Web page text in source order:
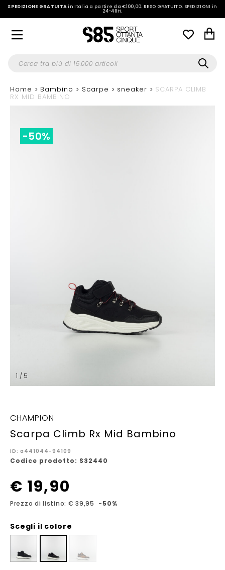
SPEDIZIONE GRATUITAin Italia a partire da €100,00.RESO GRATUITO. SPEDIZIONI in
24-48H.
Home Bambino Scarpe sneaker SCARPA CLIMB
RX MID BAMBINO
1 / 5
-50%
CHAMPION
Scarpa Climb Rx Mid Bambino
ID: a441044-94109
Codice prodotto: S32440
€ 19,90
Prezzo di listino: € 39,95 -50%
Scegli il colore